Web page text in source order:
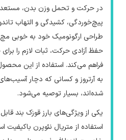
در حرکت و تحمل وزن بدن،
پیچ‌خوردگی، کشیدگی و التهاب
طراحی ارگونومیک خود به خوبی مچ
حفظ آزادی حرکت، ثبات لازم را
فراهم می‌کند. استفاده از این محصول
به آرتروز و کسانی که دچار
شده‌اند، بسیار توصیه می‌شود.
یکی از ویژگی‌های بارز قوزک بند
استفاده از متریال نئوپرن باکیفیت